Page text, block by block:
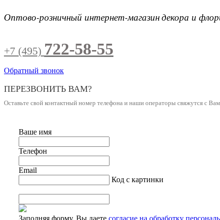
Оптово-розничный интернет-магазиндекора и
+7 (495) 722-58-55
Обратный звонок
ПЕРЕЗВОНИТЬ ВАМ?
Оставьте свой контактный номер телефона и наши операторы свяжутся с
Ваше имя
Телефон
Email
Код с картинки
Заполняя форму, Вы даете согласие на обработку